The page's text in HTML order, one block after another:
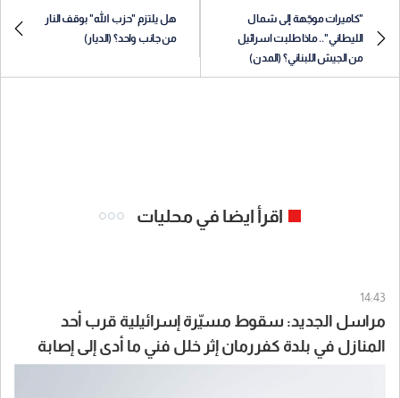
"كاميرات موجّهة إلى شمال
الليطاني".. ماذا طلبت اسرائيل
من الجيش اللبناني؟ (المدن)
هل يلتزم "حزب الله" بوقف النار
من جانب واحد؟ (الديار)
اقرأ ايضا في محليات
14:43
مراسل الجديد: سقوط مسيّرة إسرائيلية قرب أحد
المنازل في بلدة كفررمان إثر خلل فني ما أدى إلى إصابة